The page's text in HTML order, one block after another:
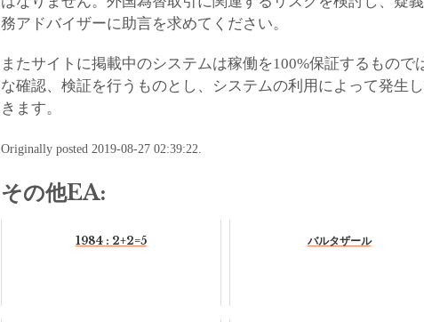
務アドバイザーに助言を求めてください。
またサイトに掲載中のシステムは稼働を100%保証するもの
な確認、検証を行うものとし、システムの利用によって発生
きます。
Originally posted 2019-08-27 02:39:22.
その他EA:
1984 : 2+2=5 バルタザール